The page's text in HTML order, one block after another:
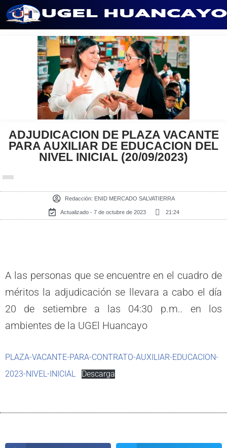
contenido
ADJUDICACION DE PLAZA VACANTE
PARA AUXILIAR DE EDUCACION DEL
NIVEL INICIAL (20/09/2023)
Redacción: ENID MERCADO SALVATIERRA
Actualizado - 7 de octubre de 2023 21:24
A las personas que se encuentre en el cuadro de
méritos la adjudicación se llevara a cabo el día
20 de setiembre a las 04:30 p.m.. en los
ambientes de la UGEl Huancayo
PLAZA-VACANTE-PARA-CONTRATO-AUXILIAR-EDUCACION-
2023-NIVEL-INICIAL
Descarga